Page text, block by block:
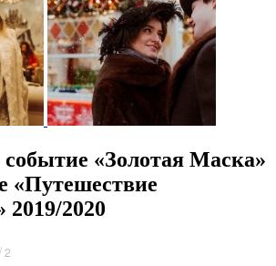
«Золотая Маска»
«Путешествие
2019/2020
/2